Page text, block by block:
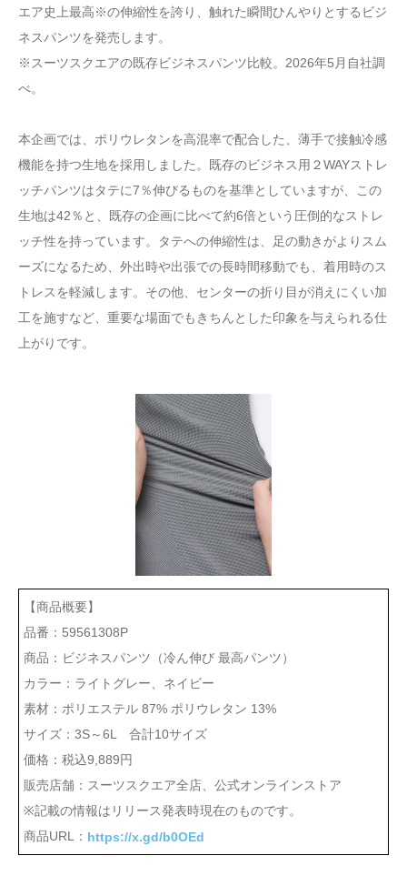
エア史上最高※の伸縮性を誇り、触れた瞬間ひんやりとするビジ
ネスパンツを発売します。
※スーツスクエアの既存ビジネスパンツ比較。2026年5月自社調
べ。
本企画では、ポリウレタンを高混率で配合した、薄手で接触冷感
機能を持つ生地を採用しました。既存のビジネス用２WAYストレ
ッチパンツはタテに7％伸びるものを基準としていますが、この
生地は42％と、既存の企画に比べて約6倍という圧倒的なストレ
ッチ性を持っています。タテへの伸縮性は、足の動きがよりスム
ーズになるため、外出時や出張での長時間移動でも、着用時のス
トレスを軽減します。その他、センターの折り目が消えにくい加
工を施すなど、重要な場面でもきちんとした印象を与えられる仕
上がりです。
【商品概要】
品番：59561308P
商品：ビジネスパンツ（冷ん伸び 最高パンツ）
カラー：ライトグレー、ネイビー
素材：ポリエステル 87% ポリウレタン 13%
サイズ：3S～6L 合計10サイズ
価格：税込9,889円
販売店舗：スーツスクエア全店、公式オンラインストア
※記載の情報はリリース発表時現在のものです。
商品URL： https://x.gd/b0OEd